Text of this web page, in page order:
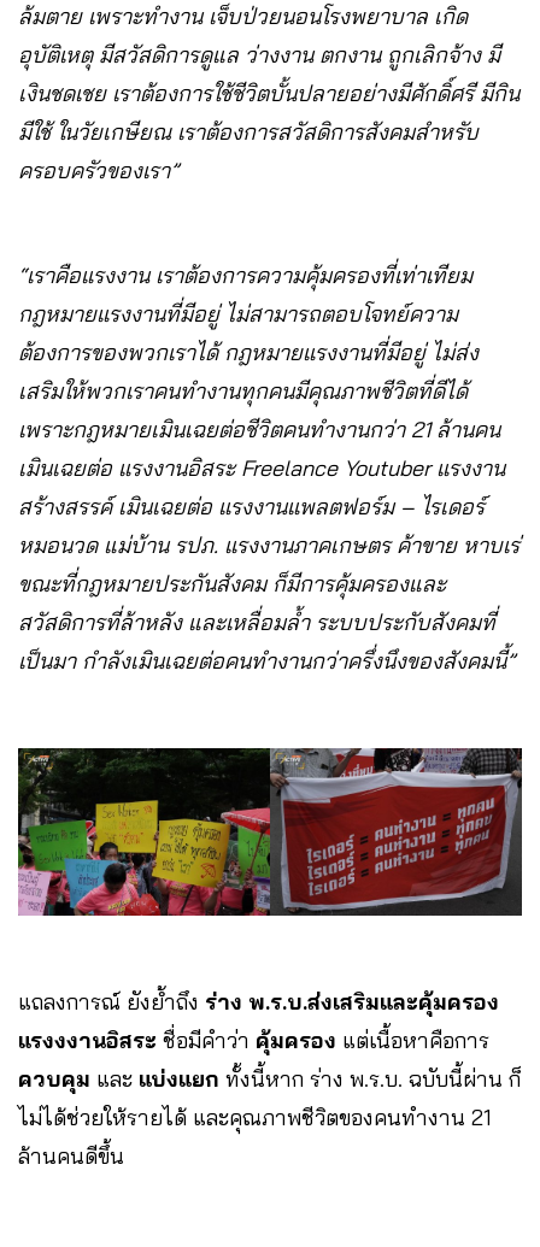
ล้มตาย เพราะทำงาน เจ็บป่วยนอนโรงพยาบาล เกิด
อุบัติเหตุ มีสวัสดิการดูแล ว่างงาน ตกงาน ถูกเลิกจ้าง มี
เงินชดเชย เราต้องการใช้ชีวิตบั้นปลายอย่างมีศักดิ์ศรี มีกิน
มีใช้ ในวัยเกษียณ เราต้องการสวัสดิการสังคมสำหรับ
ครอบครัวของเรา”
“เราคือแรงงาน เราต้องการความคุ้มครองที่เท่าเทียม
กฎหมายแรงงานที่มีอยู่ ไม่สามารถตอบโจทย์ความ
ต้องการของพวกเราได้ กฎหมายแรงงานที่มีอยู่ ไม่ส่ง
เสริมให้พวกเราคนทำงานทุกคนมีคุณภาพชีวิตที่ดีได้
เพราะกฎหมายเมินเฉยต่อชีวิตคนทำงานกว่า 21 ล้านคน
เมินเฉยต่อ แรงงานอิสระ Freelance Youtuber แรงงาน
สร้างสรรค์ เมินเฉยต่อ แรงงานแพลตฟอร์ม – ไรเดอร์
หมอนวด แม่บ้าน รปภ. แรงงานภาคเกษตร ค้าขาย หาบเร่
ขณะที่กฎหมายประกันสังคม ก็มีการคุ้มครองและ
สวัสดิการที่ล้าหลัง และเหลื่อมล้ำ ระบบประกับสังคมที่
เป็นมา กำลังเมินเฉยต่อคนทำงานกว่าครึ่งนึงของสังคมนี้”
แถลงการณ์ ยังย้ำถึง ร่าง พ.ร.บ.ส่งเสริมและคุ้มครอง
แรงงงานอิสระ ชื่อมีคำว่า คุ้มครอง แต่เนื้อหาคือการ
ควบคุม และ แบ่งแยก ทั้งนี้หาก ร่าง พ.ร.บ. ฉบับนี้ผ่าน ก็
ไม่ได้ช่วยให้รายได้ และคุณภาพชีวิตของคนทำงาน 21
ล้านคนดีขึ้น